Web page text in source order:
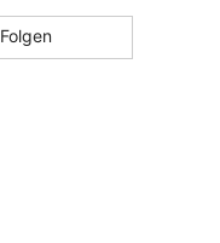
Folgen